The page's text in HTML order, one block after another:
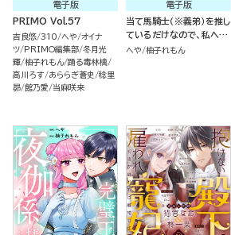
電子版
PRIMO Vol.57
吉良悠 310 へや オイナ
ツ
PRIMO編集部 冬月光
輝 柚子れもん 踊る毒林檎
高川ろす
あららぎ蒼史
稔里
昴 館乃愛 当麻咲来
電子版
当て馬騎士（※義弟）を推し
ているだけなので、私への
溺愛はお断りです！（分冊
へや 柚子れもん